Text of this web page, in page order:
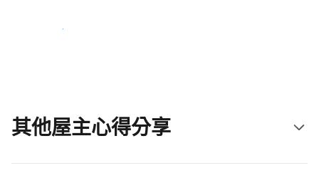
立即接觸新住客
其他屋主心得分享